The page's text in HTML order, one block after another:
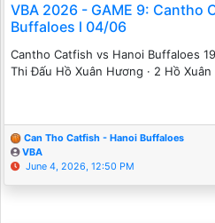
VBA 2026 - GAME 9: Cantho
Buffaloes l 04/06
Cantho Catfish vs Hanoi Buffaloes
Thi Đấu Hồ Xuân Hương · 2 Hồ
Can Tho Catfish - Hanoi Buffaloes
VBA
June 4, 2026, 12:50 PM